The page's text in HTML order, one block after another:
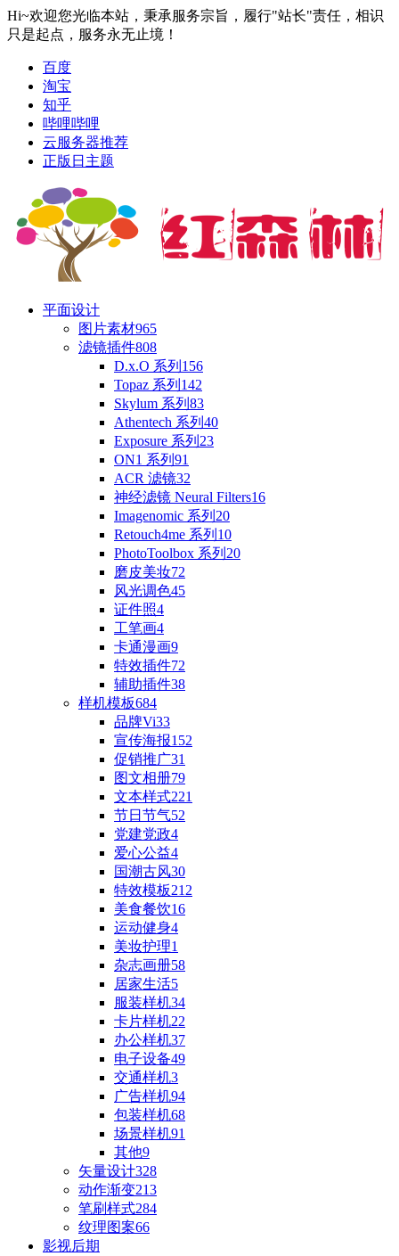
Hi~欢迎您光临本站，秉承服务宗旨，履行"站长"责任，相识
只是起点，服务永无止境！
百度
淘宝
知乎
哔哩哔哩
云服务器推荐
正版日主题
平面设计
图片素材965
滤镜插件808
D.x.O 系列 156
Topaz 系列 142
Skylum 系列 83
Athentech 系列 40
Exposure 系列 23
ON1 系列 91
ACR 滤镜32
神经滤镜 Neural Filters16
Imagenomic 系列 20
Retouch4me 系列 10
PhotoToolbox 系列 20
磨皮美妆72
风光调色45
证件照4
工笔画4
卡通漫画9
特效插件72
辅助插件38
样机模板684
品牌Vi33
宣传海报152
促销推广31
图文相册79
文本样式221
节日节气52
党建党政4
爱心公益4
国潮古风30
特效模板212
美食餐饮16
运动健身4
美妆护理1
杂志画册58
居家生活5
服装样机34
卡片样机22
办公样机37
电子设备49
交通样机3
广告样机94
包装样机68
场景样机91
其他9
矢量设计328
动作渐变213
笔刷样式284
纹理图案66
影视后期